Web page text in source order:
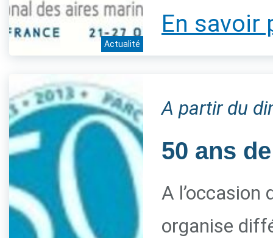
Actualité
En savoir
A partir du
50 ans
A l’occasion
organise